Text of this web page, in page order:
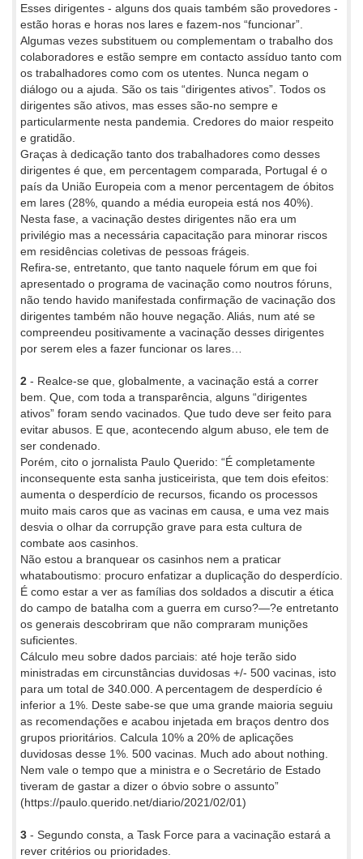
Esses dirigentes - alguns dos quais também são provedores -
estão horas e horas nos lares e fazem-nos “funcionar”.
Algumas vezes substituem ou complementam o trabalho dos
colaboradores e estão sempre em contacto assíduo tanto com
os trabalhadores como com os utentes. Nunca negam o
diálogo ou a ajuda. São os tais “dirigentes ativos”. Todos os
dirigentes são ativos, mas esses são-no sempre e
particularmente nesta pandemia. Credores do maior respeito
e gratidão.
Graças à dedicação tanto dos trabalhadores como desses
dirigentes é que, em percentagem comparada, Portugal é o
país da União Europeia com a menor percentagem de óbitos
em lares (28%, quando a média europeia está nos 40%).
Nesta fase, a vacinação destes dirigentes não era um
privilégio mas a necessária capacitação para minorar riscos
em residências coletivas de pessoas frágeis.
Refira-se, entretanto, que tanto naquele fórum em que foi
apresentado o programa de vacinação como noutros fóruns,
não tendo havido manifestada confirmação de vacinação dos
dirigentes também não houve negação. Aliás, num até se
compreendeu positivamente a vacinação desses dirigentes
por serem eles a fazer funcionar os lares…
2 - Realce-se que, globalmente, a vacinação está a correr
bem. Que, com toda a transparência, alguns “dirigentes
ativos” foram sendo vacinados. Que tudo deve ser feito para
evitar abusos. E que, acontecendo algum abuso, ele tem de
ser condenado.
Porém, cito o jornalista Paulo Querido: “É completamente
inconsequente esta sanha justiceirista, que tem dois efeitos:
aumenta o desperdício de recursos, ficando os processos
muito mais caros que as vacinas em causa, e uma vez mais
desvia o olhar da corrupção grave para esta cultura de
combate aos casinhos.
Não estou a branquear os casinhos nem a praticar
whataboutismo: procuro enfatizar a duplicação do desperdício.
É como estar a ver as famílias dos soldados a discutir a ética
do campo de batalha com a guerra em curso?—?e entretanto
os generais descobriram que não compraram munições
suficientes.
Cálculo meu sobre dados parciais: até hoje terão sido
ministradas em circunstâncias duvidosas +/- 500 vacinas, isto
para um total de 340.000. A percentagem de desperdício é
inferior a 1%. Deste sabe-se que uma grande maioria seguiu
as recomendações e acabou injetada em braços dentro dos
grupos prioritários. Calcula 10% a 20% de aplicações
duvidosas desse 1%. 500 vacinas. Much ado about nothing.
Nem vale o tempo que a ministra e o Secretário de Estado
tiveram de gastar a dizer o óbvio sobre o assunto”
(https://paulo.querido.net/diario/2021/02/01)
3 - Segundo consta, a Task Force para a vacinação estará a
rever critérios ou prioridades.